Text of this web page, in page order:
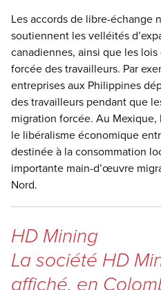
Les accords de libre-échange
soutiennent les velléités
canadiennes, ainsi que les
forcée des travailleurs. Par
entreprises aux Philippines
des travailleurs pendant que
migration forcée. Au
le libéralisme économique
destinée à la consommation
importante main-d’œuvre
Nord.
HD Mining
La société HD
affiché, en